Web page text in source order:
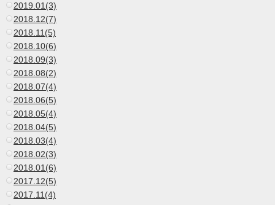
2019.01(3)
2018.12(7)
2018.11(5)
2018.10(6)
2018.09(3)
2018.08(2)
2018.07(4)
2018.06(5)
2018.05(4)
2018.04(5)
2018.03(4)
2018.02(3)
2018.01(6)
2017.12(5)
2017.11(4)